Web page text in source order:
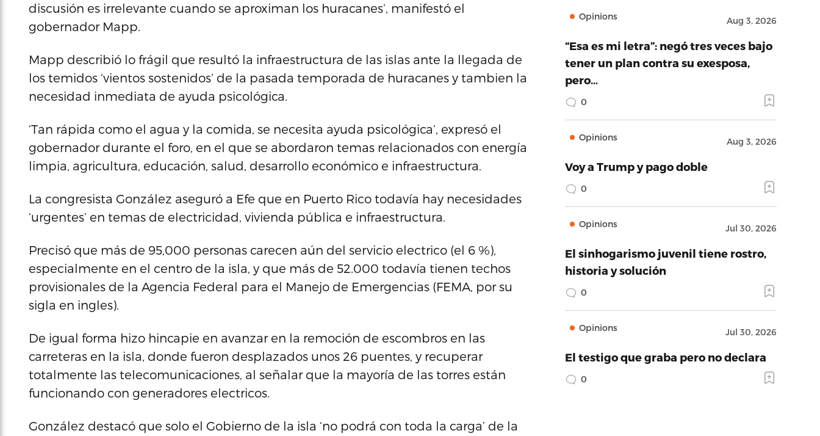
discusión es irrelevante cuando se aproximan los huracanes’, manifestó el
gobernador Mapp.
Mapp describió lo frágil que resultó la infraestructura de las islas ante la llegada de
los temidos ‘vientos sostenidos’ de la pasada temporada de huracanes y tambien la
necesidad inmediata de ayuda psicológica.
‘Tan rápida como el agua y la comida, se necesita ayuda psicológica’, expresó el
gobernador durante el foro, en el que se abordaron temas relacionados con energía
limpia, agricultura, educación, salud, desarrollo económico e infraestructura.
La congresista González aseguró a Efe que en Puerto Rico todavía hay necesidades
‘urgentes’ en temas de electricidad, vivienda pública e infraestructura.
Precisó que más de 95,000 personas carecen aún del servicio electrico (el 6 %),
especialmente en el centro de la isla, y que más de 52.000 todavía tienen techos
provisionales de la Agencia Federal para el Manejo de Emergencias (FEMA, por su
sigla en ingles).
De igual forma hizo hincapie en avanzar en la remoción de escombros en las
carreteras en la isla, donde fueron desplazados unos 26 puentes, y recuperar
totalmente las telecomunicaciones, al señalar que la mayoría de las torres están
funcionando con generadores electricos.
González destacó que solo el Gobierno de la isla ‘no podrá con toda la carga’ de la
Opinions Aug 3, 2026
“Esa es mi letra”: negó tres veces bajo
tener un plan contra su exesposa,
pero…
0
Opinions Aug 3, 2026
Voy a Trump y pago doble
0
Opinions Jul 30, 2026
El sinhogarismo juvenil tiene rostro,
historia y solución
0
Opinions Jul 30, 2026
El testigo que graba pero no declara
0